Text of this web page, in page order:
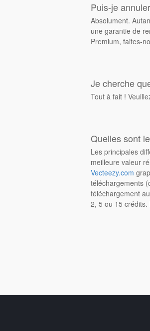
Puis-je
Absolument.
une garantie de
Premium, faites-
Je cherche
Tout à fait !
Quelles sont
Les principales
meilleure valeur
Vecteezy.com
téléchargements
téléchargement
2, 5 ou 15 crédits.